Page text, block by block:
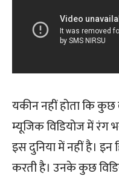
यकीन नहीं होता कि
म्यूजिक विडियोज में रंग
इस दुनिया में नहीं है। इन
करती है। उनके कुछ